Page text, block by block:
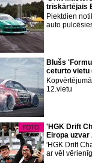
trīskārtējais
Piektdien
auto
Blušs
ceturto vietu
12.vietu
'HGK Drift
Eiropa uzvar
'HGK Drift
ar vēl